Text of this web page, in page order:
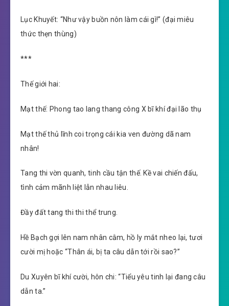
Lục Khuyết: “Như vậy buồn nôn làm cái gì!” (đại miêu
thức thẹn thùng)
***
Thế giới hai:
Mạt thế: Phong tao lang thang công X bĩ khí đại lão thụ
Mạt thế thủ lĩnh coi trọng cái kia ven đường dã nam
nhân!
Tang thi vờn quanh, tinh cầu tận thế. Kề vai chiến đấu,
tình cảm mãnh liệt lẫn nhau liêu.
Đầy đất tang thi thi thể trung.
Hề Bạch gợi lên nam nhân cằm, hồ ly mắt nheo lại, tươi
cười mị hoặc “Thân ái, bị ta câu dẫn tới rồi sao?”
Du Xuyên bĩ khí cười, hôn chi: “Tiểu yêu tinh lại đang câu
dẫn ta.”